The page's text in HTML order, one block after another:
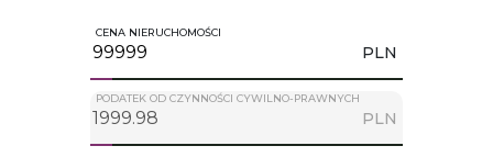
CENA NIERUCHOMOŚCI
PLN
PODATEK OD CZYNNOŚCI CYWILNO-PRAWNYCH
PLN